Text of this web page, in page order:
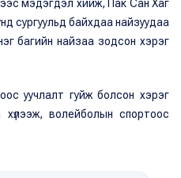
мэдэгдэл хийж, Пак Сан Хаг
сургуульд байхдаа найзуудаа
багийн найзаа зодсон хэрэг
уучлалт гуйж болсон хэрэг
волейболын спортоос